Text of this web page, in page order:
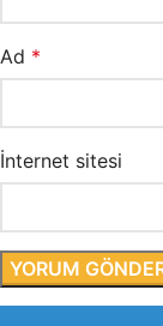
Ad *
İnternet sitesi